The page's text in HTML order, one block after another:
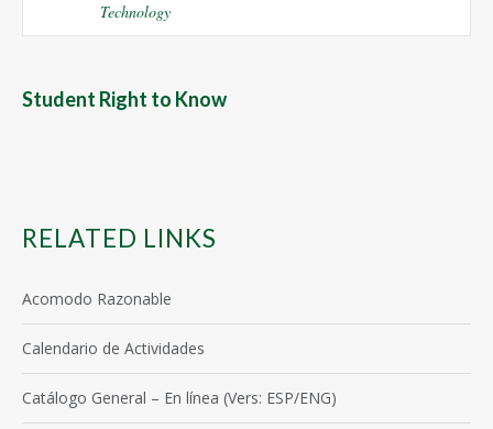
Technology
Student Right to Know
RELATED LINKS
Acomodo Razonable
Calendario de Actividades
Catálogo General – En línea (Vers: ESP/ENG)